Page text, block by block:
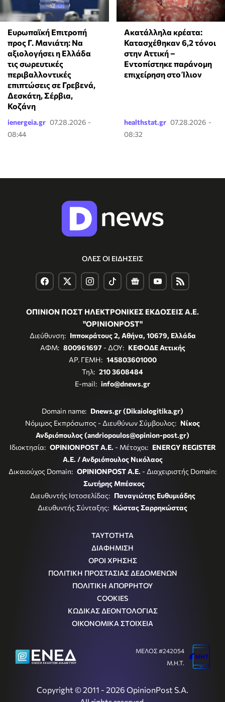
Ευρωπαϊκή Επιτροπή
προς Γ. Μανιάτη: Να
αξιολογήσει η Ελλάδα
τις σωρευτικές
περιβαλλοντικές
επιπτώσεις σε Γρεβενά,
Δεσκάτη, Σέρβια,
Κοζάνη
ienergeia.gr 07.28.2026 -
08:44
Ακατάλληλα κρέατα:
Κατασχέθηκαν 6,2 τόνοι
στην Αττική –
Εντοπίστηκε παράνομη
επιχείρηση στο Ίλιον
healthstat.gr 07.28.2026 -
08:32
ΟΛΕΣ ΟΙ ΕΙΔΗΣΕΙΣ
ΟΠΙΝΙΟΝ ΠΟΣΤ ΗΛΕΚΤΡΟΝΙΚΕΣ ΕΚΔΟΣΕΙΣ Α.Ε.
"OPINIONPOST"
Διεύθυνση: Ιπποκράτους 2, Αθήνα, 10679, Ελλάδα
ΑΦΜ: 800961697- ΔΟΥ: ΚΕΦΟΔΕ Αττικής
ΑΡ. ΓΕΜΗ: 145803601000
Τηλ: 210 3608484
E-mail: info@dnews.gr
Domain name: Dnews.gr (Dikaiologitika.gr)
Νόμιμος Εκπρόσωπος - Διευθύνων Σύμβουλος: Νίκος
Ανδριόπουλος (andriopoulos@opinion-post.gr)
Ιδιοκτησία: OPINIONPOST A.E. - Μέτοχοι: ENERGY REGISTER
Α.Ε. / Ανδριόπουλος Νικόλαος
Δικαιούχος Domain: OPINIONPOST A.E. - Διαχειριστής Domain:
Σωτήρης Μπέσκος
Διευθυντής Ιστοσελίδας: Παναγιώτης Ευθυμιάδης
Διευθυντής Σύνταξης: Κώστας Σαρρηκώστας
ΤΑΥΤΟΤΗΤΑ
ΔΙΑΦΗΜΙΣΗ
ΟΡΟΙ ΧΡΗΣΗΣ
ΠΟΛΙΤΙΚΗ ΠΡΟΣΤΑΣΙΑΣ ΔΕΔΟΜΕΝΩΝ
ΠΟΛΙΤΙΚΗ ΑΠΟΡΡΗΤΟΥ
COOKIES
ΚΩΔΙΚΑΣ ΔΕΟΝΤΟΛΟΓΙΑΣ
ΟΙΚΟΝΟΜΙΚΑ ΣΤΟΙΧΕΙΑ
Copyright © 2011 - 2026 OpinionPost S.A.
ΜΕΛΟΣ #242054
Μ.Η.Τ.